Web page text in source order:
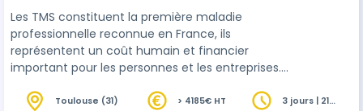
Les TMS constituent la première maladie
professionnelle reconnue en France, ils
représentent un coût humain et financier
important pour les personnes et les entreprises.
diagnostics ergonomiques sur les TMS et
Toulouse (31) > 4185€ HT
3 jours | 21